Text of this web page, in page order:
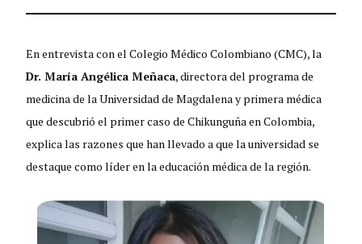
En entrevista con el Colegio Médico Colombiano (CMC), la
Dr. María Angélica Meñaca, directora del programa de
medicina de la Universidad de Magdalena y primera médica
que descubrió el primer caso de Chikunguña en Colombia,
explica las razones que han llevado a que la universidad se
destaque como líder en la educación médica de la región.